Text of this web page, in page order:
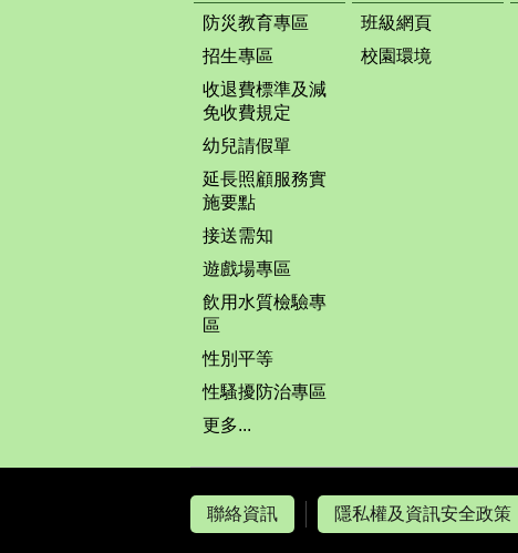
防災教育專區
招生專區
收退費標準及減
免收費規定
幼兒請假單
延長照顧服務實
施要點
接送需知
遊戲場專區
飲用水質檢驗專
區
性別平等
性騷擾防治專區
更多...
班級網頁
校園環境
聯絡資訊 隱私權及資訊安全政策